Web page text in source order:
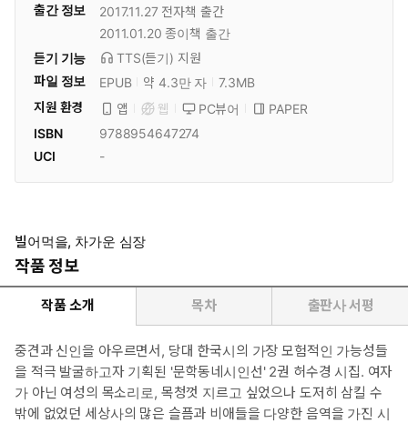
출간 정보 2017.11.27 전자책 출간
2011.01.20 종이책 출간
듣기 기능
TTS(듣기) 지원
파일 정보
EPUB 약 4.3만 자
7.3MB
지원 환경
앱 웹 PC뷰어
PAPER
ISBN
9788954647274
UCI
-
빌어먹을, 차가운 심장
작품 정보
작품 소개 목차 출판사 서평
중견과 신인을 아우르면서, 당대 한국시의 가장 모험적인 가능성들
을 적극 발굴하고자 기획된 '문학동네시인선' 2권 허수경 시집. 여자
가 아닌 여성의 목소리로, 목청껏 지르고 싶었으나 도저히 삼킬 수
밖에 없었던 세상사의 많은 슬픔과 비애들을 다양한 음역을 가진 시